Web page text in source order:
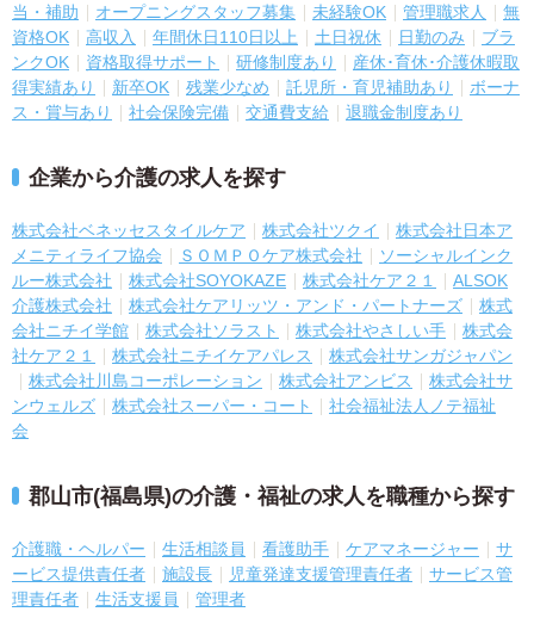
当・補助
オープニングスタッフ募集 未経験OK 管理職求人
無
資格OK
高収入 年間休日110日以上 土日祝休 日勤のみ
ブラ
ンクOK
資格取得サポート 研修制度あり
産休･育休･介護休暇取
得実績あり
新卒OK 残業少なめ 託児所・育児補助あり
ボーナ
ス・賞与あり
社会保険完備 交通費支給 退職金制度あり
企業から介護の求人を探す
株式会社ベネッセスタイルケア 株式会社ツクイ
株式会社日本ア
メニティライフ協会
ＳＯＭＰＯケア株式会社
ソーシャルインク
ルー株式会社
株式会社SOYOKAZE 株式会社ケア２１
ALSOK
介護株式会社
株式会社ケアリッツ・アンド・パートナーズ
株式
会社ニチイ学館
株式会社ソラスト 株式会社やさしい手
株式会
社ケア２１
株式会社ニチイケアパレス
株式会社サンガジャパン
株式会社川島コーポレーション
株式会社アンビス
株式会社サ
ンウェルズ
株式会社スーパー・コート
社会福祉法人ノテ福祉
会
郡山市(福島県)の介護・福祉の求人を職種から探す
介護職・ヘルパー 生活相談員 看護助手 ケアマネージャー
サ
ービス提供責任者
施設長 児童発達支援管理責任者
サービス管
理責任者
生活支援員 管理者